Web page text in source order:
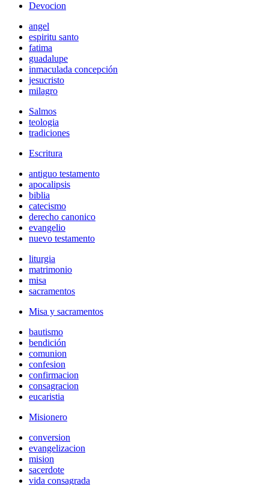
Devocion
angel
espiritu santo
fatima
guadalupe
inmaculada concepción
jesucristo
milagro
Salmos
teologia
tradiciones
Escritura
antiguo testamento
apocalipsis
biblia
catecismo
derecho canonico
evangelio
nuevo testamento
liturgia
matrimonio
misa
sacramentos
Misa y sacramentos
bautismo
bendición
comunion
confesion
confirmacion
consagracion
eucaristia
Misionero
conversion
evangelizacion
mision
sacerdote
vida consagrada